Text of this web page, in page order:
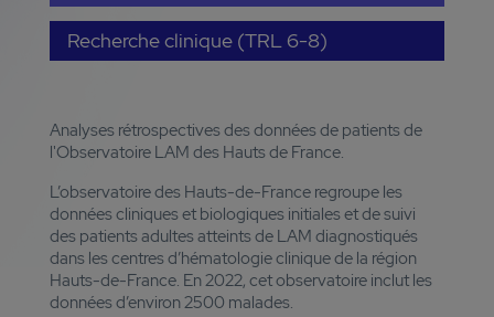
Recherche clinique (TRL 6-8)
Analyses rétrospectives des données de patients de
l'Observatoire LAM des Hauts de France.
L’observatoire des Hauts-de-France regroupe les
données cliniques et biologiques initiales et de suivi
des patients adultes atteints de LAM diagnostiqués
dans les centres d’hématologie clinique de la région
Hauts-de-France. En 2022, cet observatoire inclut les
données d’environ 2500 malades.